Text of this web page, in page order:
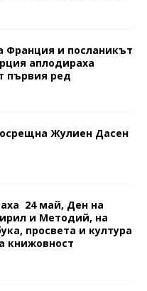
Франция и посланикът
аплодираха
първия ред
Жулиен Дасен
24 май, Ден на
и Методий, на
просвета и култура
книжовност